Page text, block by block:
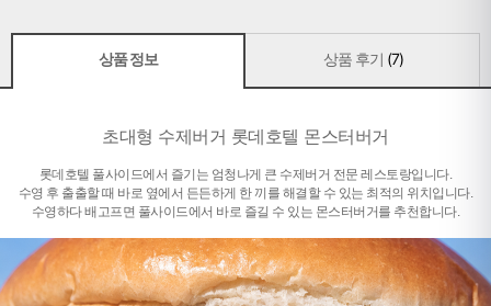
상품 정보 상품 후기 (7)
초대형 수제버거 롯데호텔 몬스터버거
롯데호텔 풀사이드에서 즐기는 엄청나게 큰 수제버거 전문 레스토랑입니다.
수영 후 출출할 때 바로 옆에서 든든하게 한 끼를 해결할 수 있는 최적의 위치입니다.
수영하다 배고프면 풀사이드에서 바로 즐길 수 있는 몬스터버거를 추천합니다.